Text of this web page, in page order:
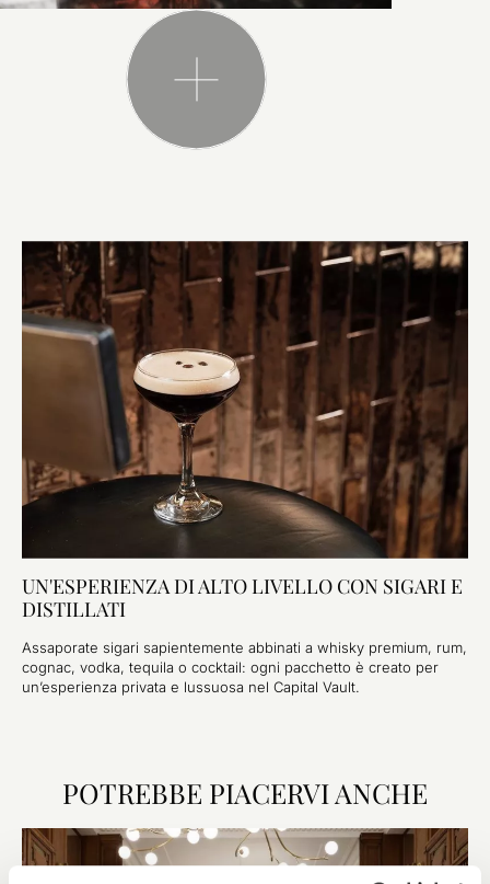
UN'ESPERIENZA DI ALTO LIVELLO CON SIGARI E
DISTILLATI
Assaporate sigari sapientemente abbinati a whisky premium, rum,
cognac, vodka, tequila o cocktail: ogni pacchetto è creato per
un’esperienza privata e lussuosa nel Capital Vault.
POTREBBE PIACERVI ANCHE